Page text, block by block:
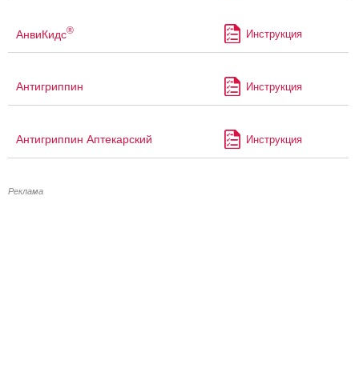
АнвиКидс® Инструкция
Антигриппин Инструкция
Антигриппин Аптекарский Инструкция
Реклама